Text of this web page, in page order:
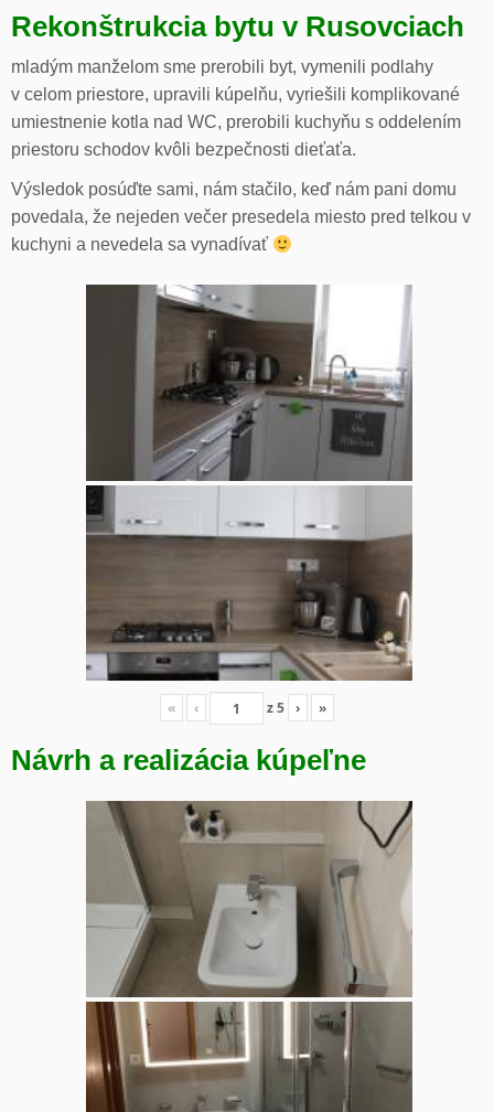
Rekonštrukcia bytu v Rusovciach
mladým manželom sme prerobili byt, vymenili podlahy
v celom priestore, upravili kúpelňu, vyriešili komplikované
umiestnenie kotla nad WC, prerobili kuchyňu s oddelením
priestoru schodov kvôli bezpečnosti dieťaťa.
Výsledok posúďte sami, nám stačilo, keď nám pani domu
povedala, že nejeden večer presedela miesto pred telkou v
kuchyni a nevedela sa vynadívať
« ‹ z5 › »
Návrh a realizácia kúpeľne